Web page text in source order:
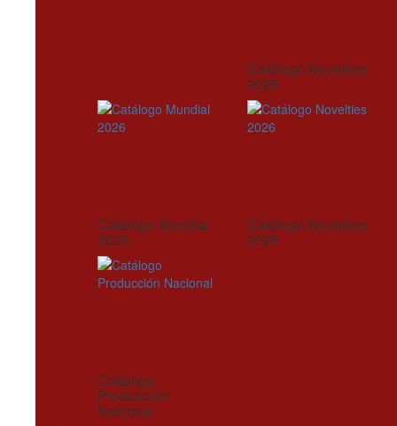
Catálogo Novelties
2026
Catálogo Mundial
2026
Catálogo Novelties
2026
Catálogo
Producción
Nacional